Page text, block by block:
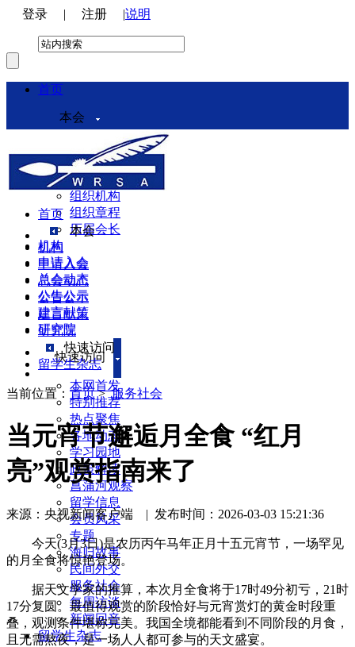
登录 | 注册 |说明
首页
本会
本会介绍
领导机构
理事会
组织机构
组织章程
历届会长
机构
申请入会
总会动态
公告公示
建言献策
研究院
快速访问
本网首发
特别推荐
热点聚焦
各地动态
学习园地
政策解读
菖蒲河观察
留学信息
会员风采
专题
海归故事
民间外交
服务社会
每周访谈
新闻回音
留学生杂志
首页
本会
机构
申请入会
总会动态
公告公示
建言献策
研究院
快速访问
留学生杂志
当前位置： 首页>服务社会
当元宵节邂逅月全食 “红月
亮”观赏指南来了
来源：央视新闻客户端 | 发布时间：2026-03-03 15:21:36
今天(3月3日)是农历丙午马年正月十五元宵节，一场罕见
的月全食将惊艳登场。
据天文学家的推算，本次月全食将于17时49分初亏，21时
17分复圆。最值得观赏的阶段恰好与元宵赏灯的黄金时段重
叠，观测条件堪称完美。我国全境都能看到不同阶段的月食，
且无需熬夜，是一场人人都可参与的天文盛宴。